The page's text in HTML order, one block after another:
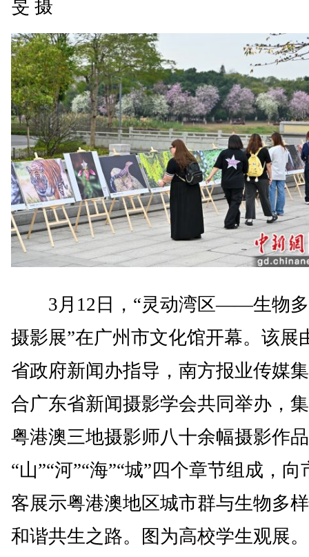
旻 摄
3月12日，“灵动湾区——生物多
摄影展”在广州市文化馆开幕。该展
省政府新闻办指导，南方报业传媒
合广东省新闻摄影学会共同举办，
粤港澳三地摄影师八十余幅摄影作
“山”“河”“海”“城”四个章节组成，向
客展示粤港澳地区城市群与生物多
和谐共生之路。图为高校学生观展